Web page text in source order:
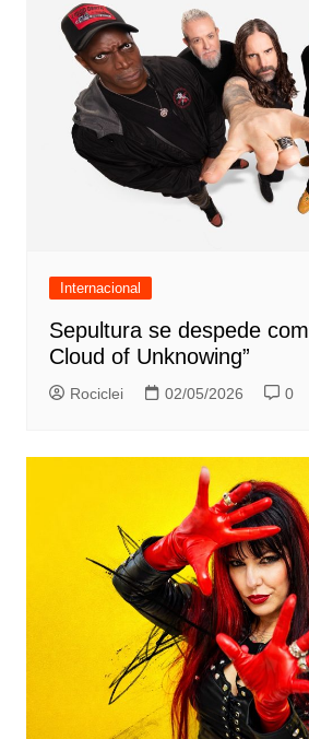
Internacional
Sepultura se despede
Cloud of Unknowing”
Rociclei 02/05/2026 0